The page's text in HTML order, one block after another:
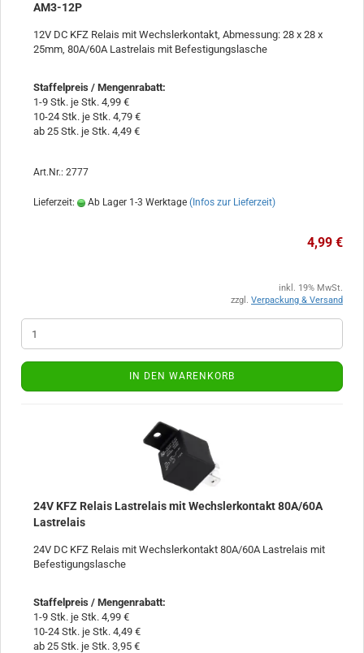
AM3-12P
12V DC KFZ Relais mit Wechslerkontakt, Abmessung: 28 x 28 x
25mm, 80A/60A Lastrelais mit Befestigungslasche
Staffelpreis / Mengenrabatt:
1-9 Stk. je Stk. 4,99 €
10-24 Stk. je Stk. 4,79 €
ab 25 Stk. je Stk. 4,49 €
Art.Nr.: 2777
Lieferzeit: Ab Lager 1-3 Werktage (Infos zur Lieferzeit)
4,99 €
inkl. 19% MwSt.
zzgl. Verpackung & Versand
IN DEN WARENKORB
24V KFZ Relais Lastrelais mit Wechslerkontakt 80A/60A
Lastrelais
24V DC KFZ Relais mit Wechslerkontakt 80A/60A Lastrelais mit
Befestigungslasche
Staffelpreis / Mengenrabatt:
1-9 Stk. je Stk. 4,99 €
10-24 Stk. je Stk. 4,49 €
ab 25 Stk. je Stk. 3,95 €